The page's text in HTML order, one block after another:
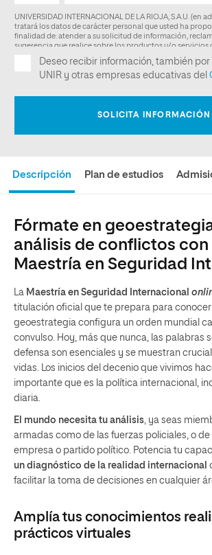
Descripción Plan de estudios
Fórmate en
análisis de conflictos con
Maestría en Seguridad
La Maestría en Seguridad Internacional
titulación oficial que te prepara para
geoestrategia configura un orden mundial
convulso. Hoy, más que nunca, las palabras
defensa son esenciales y se muestran
vidas. Los inicios del decenio que vivimos
importante que es la política internacional,
diaria.
El mundo necesita tu análisis, ya seas
armadas como de las fuerzas policiales, o
empresa o partido político. Potencia tu
un diagnóstico de la realidad internacional
facilitar la toma de decisiones en cualquier
Amplía tus conocimientos
prácticos virtuales